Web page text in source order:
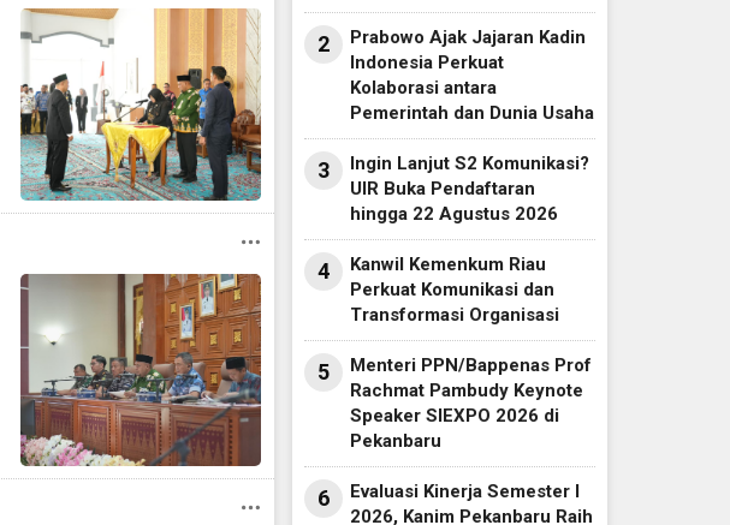
2
Prabowo Ajak Jajaran Kadin
Indonesia Perkuat
Kolaborasi antara
Pemerintah dan Dunia Usaha
3
Ingin Lanjut S2 Komunikasi?
UIR Buka Pendaftaran
hingga 22 Agustus 2026
4
Kanwil Kemenkum Riau
Perkuat Komunikasi dan
Transformasi Organisasi
5
Menteri PPN/Bappenas Prof
Rachmat Pambudy Keynote
Speaker SIEXPO 2026 di
Pekanbaru
6
Evaluasi Kinerja Semester I
2026, Kanim Pekanbaru Raih